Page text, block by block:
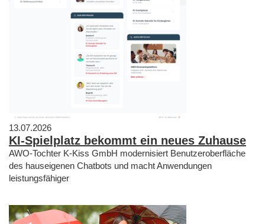
13.07.2026
KI-Spielplatz bekommt ein neues Zuhause
AWO-Tochter K-Kiss GmbH modernisiert Benutzeroberfläche
des hauseigenen Chatbots und macht Anwendungen
leistungsfähiger